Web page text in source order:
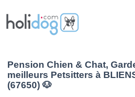
Pension Chien & Chat,
meilleurs Petsitters à
(67650) 🐶